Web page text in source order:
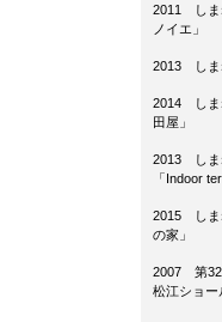
2011
し
ノイエ」
2013 し
2014
し
田屋」
2013
し
「Indoor
2015
し
の家」
2007 第32
松江ショー